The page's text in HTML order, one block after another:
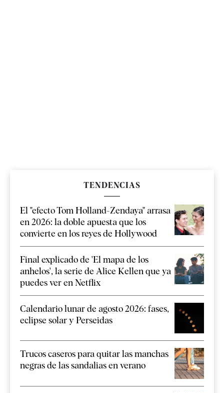
TENDENCIAS
El "efecto Tom Holland-Zendaya" arrasa
en 2026: la doble apuesta que los
convierte en los reyes de Hollywood
Final explicado de 'El mapa de los
anhelos', la serie de Alice Kellen que ya
puedes ver en Netflix
Calendario lunar de agosto 2026: fases,
eclipse solar y Perseidas
Trucos caseros para quitar las manchas
negras de las sandalias en verano